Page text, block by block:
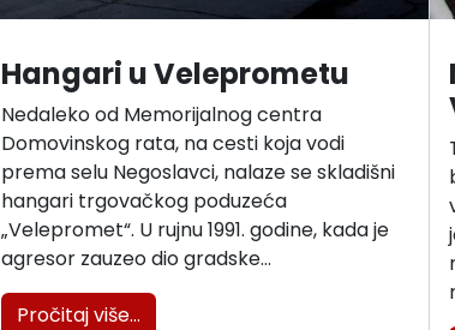
Hangari u Veleprometu
Nedaleko od Memorijalnog centra
Domovinskog rata, na cesti koja vodi
prema selu Negoslavci, nalaze se skladišni
hangari trgovačkog poduzeća
„Velepromet“. U rujnu 1991. godine, kada je
agresor zauzeo dio gradske…
Pročitaj više…